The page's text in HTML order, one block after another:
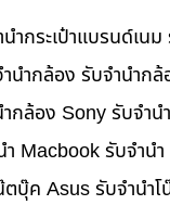
กระเป๋าแบรนด์เน
นำกล้อง รับจำน
ล้อง Sony รับจำ
Macbook รับจำ
บุ๊ค Asus รับจำน